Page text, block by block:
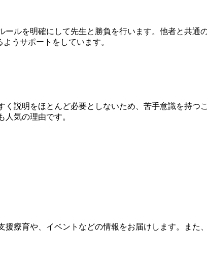
ルを明確にして先生と勝負を行います。他者と共通
うサポートをしています。
説明をほとんど必要としないため、苦手意識を持つ
気の理由です。
療育や、イベントなどの情報をお届けします。ま